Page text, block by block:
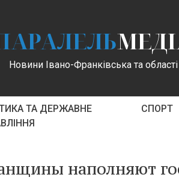
Новини Івано-Франківська та області
ТА ДЕРЖАВНЕ
СПОРТ
наполняют